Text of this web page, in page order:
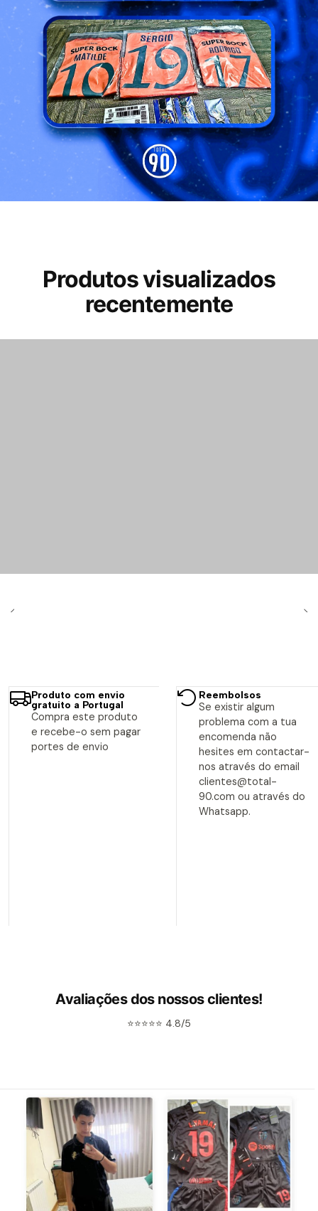
Produtos visualizados
recentemente
Produto com envio
gratuito a Portugal
Compra este produto
e recebe-o sem pagar
portes de envio
Reembolsos
Se existir algum
problema com a tua
encomenda não
hesites em contactar-
nos através do email
clientes@total-
90.com ou através do
Whatsapp.
Avaliações dos nossos clientes!
⭐⭐⭐⭐⭐ 4.8/5